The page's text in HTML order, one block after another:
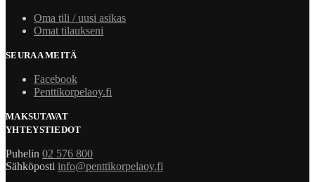
Oma tili / uusi asikas
Omat tilaukseni
SEURAA MEITÄ
Facebook
Penttikorpelaoy.fi
MAKSUTAVAT
YHTEYSTIEDOT
Puhelin 02 576 800
Sähköposti info@penttikorpelaoy.fi